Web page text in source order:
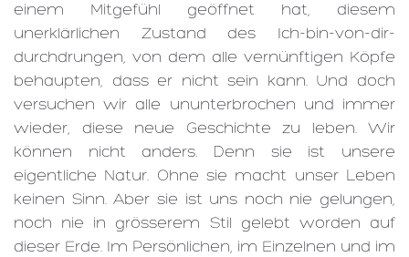
einem Mitgefühl geöffnet hat, diesem
unerklärlichen Zustand des Ich-bin-von-dir-
durchdrungen, von dem alle vernünftigen Köpfe
behaupten, dass er nicht sein kann. Und doch
versuchen wir alle ununterbrochen und immer
wieder, diese neue Geschichte zu leben. Wir
können nicht anders. Denn sie ist unsere
eigentliche Natur. Ohne sie macht unser Leben
keinen Sinn. Aber sie ist uns noch nie gelungen,
noch nie in grösserem Stil gelebt worden auf
dieser Erde. Im Persönlichen, im Einzelnen und im